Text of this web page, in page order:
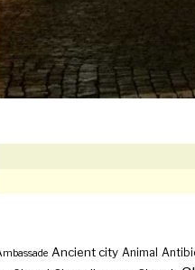
Ancient city Animal